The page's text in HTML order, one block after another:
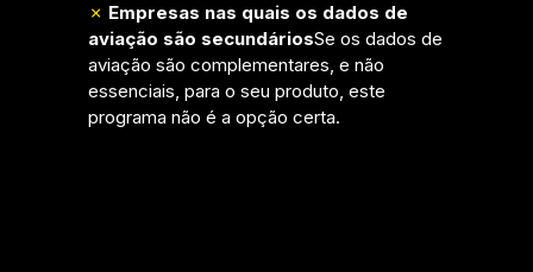
✗ Empresas nas quais os dados de
aviação são secundáriosSe os dados de
aviação são complementares, e não
essenciais, para o seu produto, este
programa não é a opção certa.